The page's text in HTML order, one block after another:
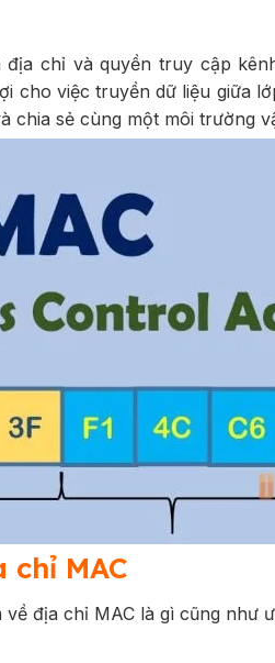
chỉ và quyền truy cập
cho việc truyền dữ liệu giữa
chia sẻ cùng một môi trường
MAC
địa chỉ MAC là gì cũng như